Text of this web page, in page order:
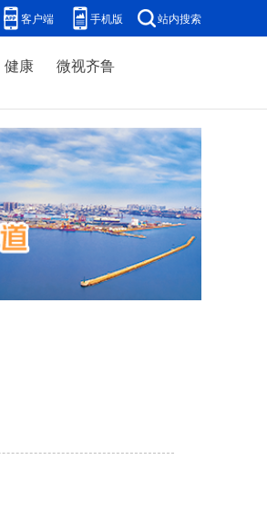
客户端 手机版 站内搜索
健康 微视齐鲁